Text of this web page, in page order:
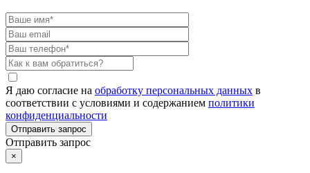
Я даю согласие на обработку персональных данных в
соответствии с условиями и содержанием политики
конфиденциальности
Отправить запрос
×